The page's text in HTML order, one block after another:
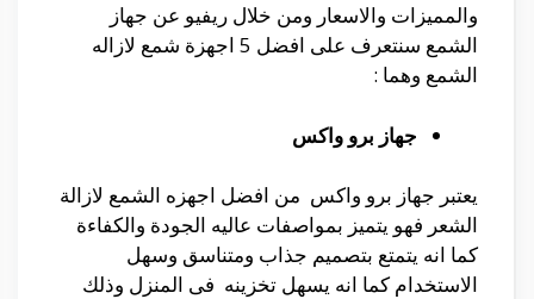
والمميزات والاسعار ومن خلال ريفيو عن جهاز
الشمع سنتعرف على افضل 5 اجهزة شمع لازاله
الشمع وهما :
جهاز برو واكس
يعتبر جهاز برو واكس من افضل اجهزه الشمع لازالة
الشعر فهو يتميز بمواصفات عاليه الجودة والكفاءة
كما انه يتمتع بتصميم جذاب ومتناسق وسهل
الاستخدام كما انه يسهل تخزينه فى المنزل وذلك